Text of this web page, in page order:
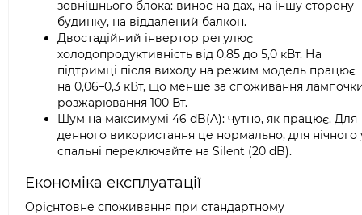
зовнішнього блока: винос на дах, на іншу сторону
будинку, на віддалений балкон.
Двостадійний інвертор регулює
холодопродуктивність від 0,85 до 5,0 кВт. На
підтримці після виходу на режим модель працює
на 0,06–0,3 кВт, що менше за споживання
розжарювання 100 Вт.
Шум на максимумі 46 dB(A): чутно, як працює. Для
денного використання це нормально, для нічного
спальні переключайте на Silent (20 dB).
Економіка експлуатації
Орієнтовне споживання при стандартному